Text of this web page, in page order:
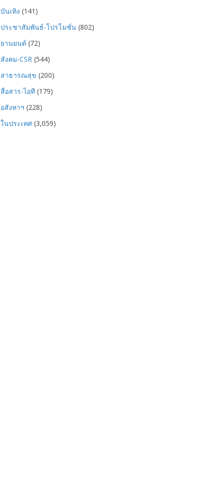
บันเทิง (141)
ประชาสัมพันธ์-โปรโมชั่น (802)
ยานยนต์ (72)
สังคม-CSR (544)
สาธารณสุข (200)
สื่อสาร-ไอที (179)
อสังหาฯ (228)
ในประเทศ (3,059)